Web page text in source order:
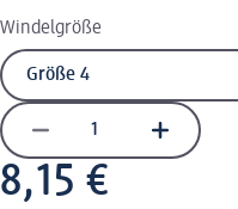
Windelgröße
8,15 €